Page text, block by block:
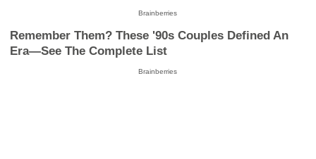
Brainberries
Remember Them? These '90s Couples Defined An
Era—See The Complete List
Brainberries